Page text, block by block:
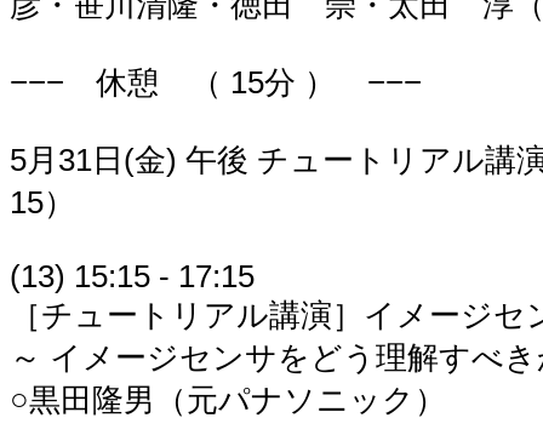
−−− 休憩 （ 15分 ） −−−
5月31日(金) 午後 チュートリアル講
15）
(13) 15:15 - 17:15
［チュートリアル講演］イメージセ
～ イメージセンサをどう理解すべ
○黒田隆男（元パナソニック）